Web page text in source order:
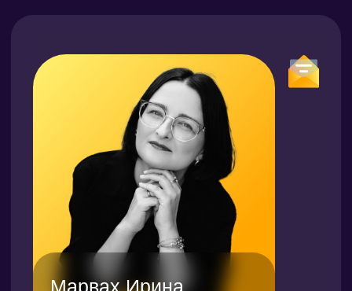
Отвечает за управление процессами
в компании